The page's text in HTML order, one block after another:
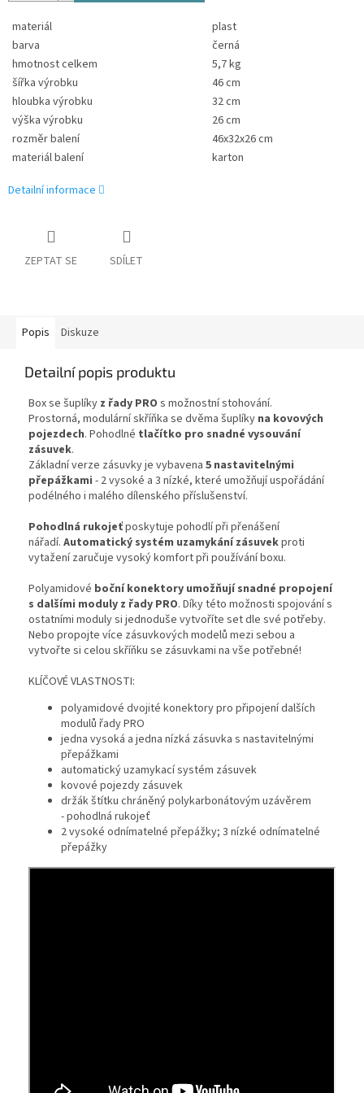
materiál
plast
barva
černá
hmotnost celkem
5,7 kg
šířka výrobku
46 cm
hloubka výrobku
32 cm
výška výrobku
26 cm
rozměr balení
46x32x26 cm
materiál balení
karton
Detailní informace
ZEPTAT SE SDÍLET
Popis Diskuze
Detailní popis produktu
Box se šuplíky z řady PRO s možnostní stohování.
Prostorná, modulární skříňka se dvěma šuplíky na kovových
pojezdech. Pohodlné tlačítko pro snadné vysouvání
zásuvek.
Základní verze zásuvky je vybavena 5 nastavitelnými
přepážkami - 2 vysoké a 3 nízké, které umožňují uspořádání
podélného i malého dílenského příslušenství.
Pohodlná rukojeťposkytuje pohodlí při přenášení
nářadí. Automatický systém uzamykání zásuvekproti
vytažení zaručuje vysoký komfort při používání boxu.
Polyamidové boční konektory umožňují snadné propojení
s dalšími moduly z řady PRO. Díky této možnosti spojování s
ostatními moduly si jednoduše vytvoříte set dle své potřeby.
Nebo propojte více zásuvkových modelů mezi sebou a
vytvořte si celou skříňku se zásuvkami na vše potřebné!
KLÍČOVÉ VLASTNOSTI:
polyamidové dvojité konektory pro připojení dalších
modulů řady PRO
jedna vysoká a jedna nízká zásuvka s nastavitelnými
přepážkami
automatický uzamykací systém zásuvek
kovové pojezdy zásuvek
držák štítku chráněný polykarbonátovým uzávěrem
- pohodlná rukojeť
2 vysoké odnímatelné přepážky; 3 nízké odnímatelné
přepážky